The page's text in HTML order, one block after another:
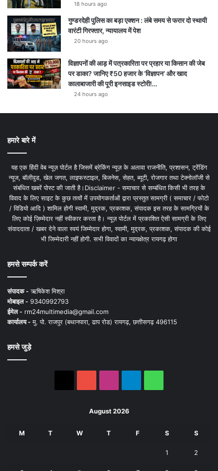
18 hours ago
गुण्डरदेही पुलिस का बड़ा एक्शन : लंबे समय से फरार दो स्थायी
वारंटी गिरफ्तार, न्यायालय में पेश
20 hours ago
विज्ञापनों की आड़ में पत्रकारिता पर प्रहार या किसान की जेब
पर डाका? जानिए ₹50 हजार के ‘विज्ञापन’ और खाद
कालाबाजारी की पूरी इनसाइड स्टोरी!…
24 hours ago
हमारे बारे में
यह एक हिंदी वेब न्यूज़ पोर्टल है जिसमें ब्रेकिंग न्यूज़ के अलावा राजनीति, प्रशासन, ट्रेंडिंग
न्यूज, बॉलीवुड, खेल जगत, लाइफस्टाइल, बिजनेस, सेहत, ब्यूटी, रोजगार तथा टेक्नोलॉजी से
संबंधित खबरें पोस्ट की जाती है।Disclaimer - समाचार से सम्बंधित किसी भी तरह के
विवाद के लिए साइट के कुछ तत्वों में उपयोगकर्ताओं द्वारा प्रस्तुत सामग्री ( समाचार / फोटो
/ विडियो आदि ) शामिल होगी स्वामी, मुद्रक, प्रकाशक, संपादक इस तरह के सामग्रियों के
लिए कोई ज़िम्मेदार नहीं स्वीकार करता है। न्यूज़ पोर्टल में प्रकाशित ऐसी सामग्री के लिए
संवाददाता / खबर देने वाला स्वयं जिम्मेदार होगा, स्वामी, मुद्रक, प्रकाशक, संपादक की कोई
भी जिम्मेदारी नहीं होगी. सभी विवादों का न्यायक्षेत्र रायगढ़ होगा
हमसे सम्पर्क करें
संपादक -ऋषिकेश मिश्रा
मोबाइल - 9340992793
ईमेल - rm24multimedia@gmail.com
कार्यालय -मु. पो. राजपुर (बथानपारा, ढाप रोड) रायगढ़, छत्तीसगढ़ 496115
हमसे जुड़े
August 2026
M T W T F S S
1 2